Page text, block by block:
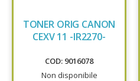
TONER ORIG CANON
CEXV 11 -IR2270-
COD: 9016078
Non disponibile